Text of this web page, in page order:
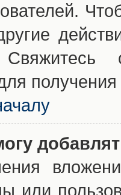
Свяжитесь
получения
или